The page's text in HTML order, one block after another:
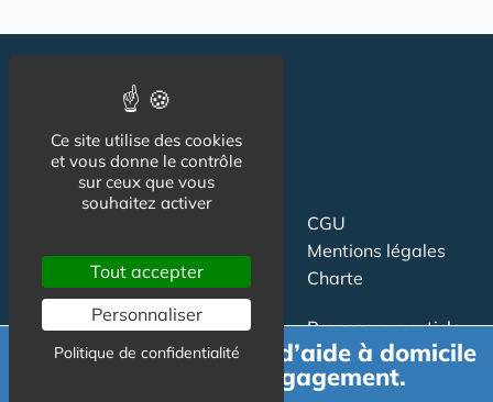
CGU
Mentions légales
Charte
Contact
Newsletter
Proposer un article
Relation presse
Demande de devis d’aide à domicile
gratuit et sans engagement.
Ce site utilise des cookies
et vous donne le contrôle
sur ceux que vous
souhaitez activer
Tout accepter
Personnaliser
Politique de confidentialité